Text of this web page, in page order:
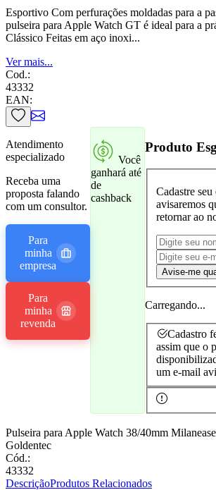
Esportivo Com perfurações moldadas para a
pulseira para Apple Watch GT é ideal para a
Clássico Feitas em aço inoxi...
Ver mais...
Cod.:
43332
EAN:
Atendimento
especializado
Receba uma
proposta falando
com um consultor.
Para
minha
empresa
Para
minha
revenda
Você
ganhará até
de
cashback
Produto
Cadastre
avisaremos
retornar ao
Carregando...
Cadastro
assim que o
um e-mail
Pulseira para Apple Watch 38/40mm
Goldentec
Cód.:
43332
DescriçãoProdutos Relacionados